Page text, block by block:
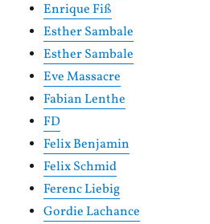
Enrique Fiß
Esther Sambale
Esther Sambale
Eve Massacre
Fabian Lenthe
FD
Felix Benjamin
Felix Schmid
Ferenc Liebig
Gordie Lachance